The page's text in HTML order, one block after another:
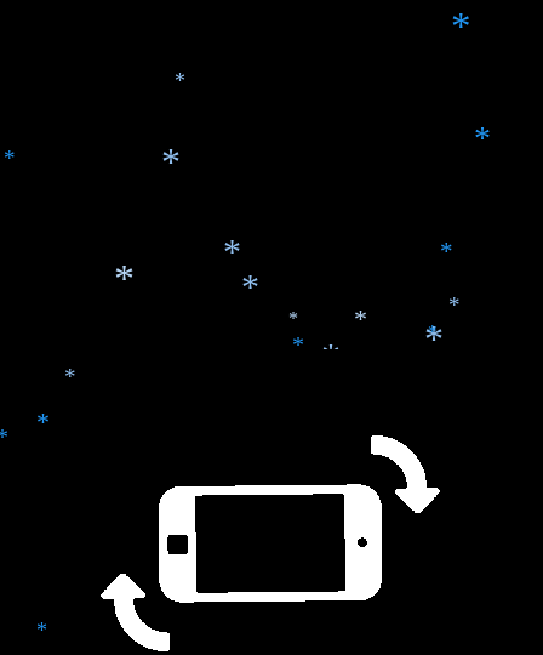
*
*
*
*
*
*
*
*
* *
*
*
*
*
*
*
*
*
*
*
*
*